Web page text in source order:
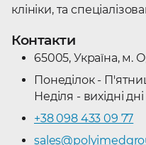
клініки, та
Контакти
65005, Україна, м.
Понеділок -
Неділя - вихідні дні
+38 098 433 09 77